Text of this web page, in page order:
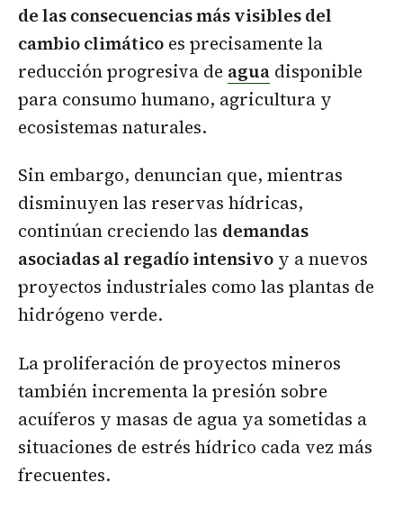
de las consecuencias más visibles del
cambio climático es precisamente la
reducción progresiva de agua disponible
para consumo humano, agricultura y
ecosistemas naturales.
Sin embargo, denuncian que, mientras
disminuyen las reservas hídricas,
continúan creciendo las demandas
asociadas al regadío intensivo y a nuevos
proyectos industriales como las plantas de
hidrógeno verde.
La proliferación de proyectos mineros
también incrementa la presión sobre
acuíferos y masas de agua ya sometidas a
situaciones de estrés hídrico cada vez más
frecuentes.